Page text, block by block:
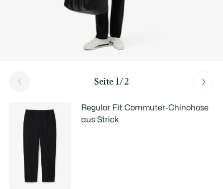
Seite 1/2
Regular Fit Commuter-Chinohose
aus Strick